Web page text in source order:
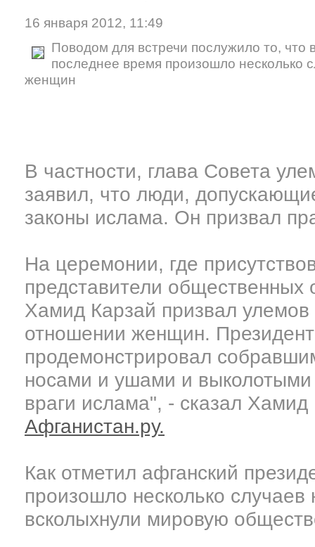
16 января 2012, 11:49
Поводом для встречи послужило то, что
последнее время произошло несколько
женщин
В частности, глава Совета
заявил, что люди,
законы ислама. Он призвал
На церемонии, где
представители общественных
Хамид Карзай призвал улемов
отношении женщин.
продемонстрировал
носами и ушами и
враги ислама", - сказал Хамид
Афганистан.ру.
Как отметил афганский
произошло несколько
всколыхнули мировую